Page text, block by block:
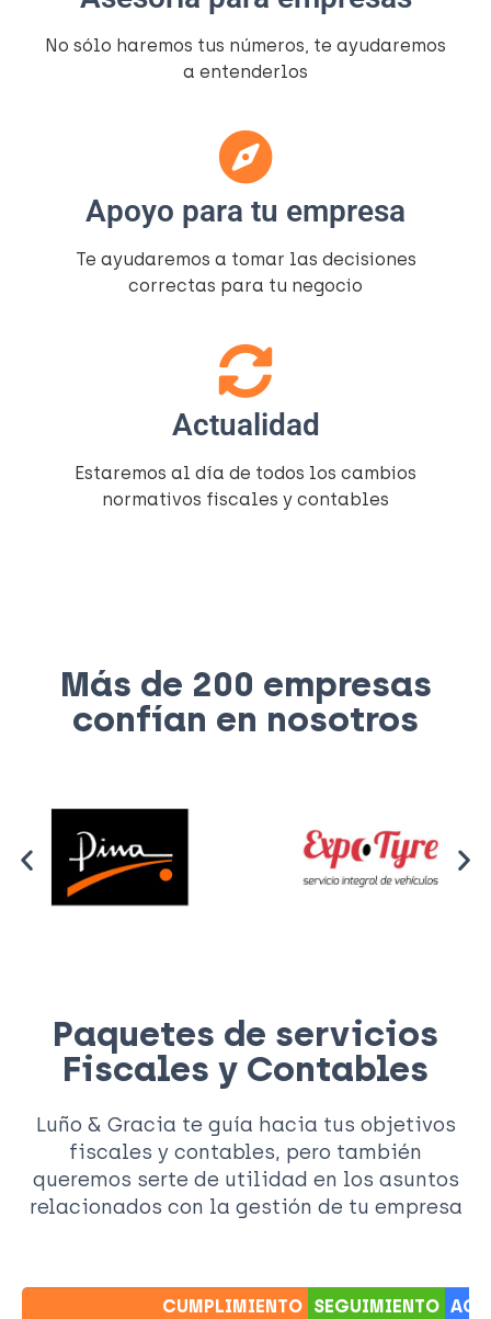
No sólo haremos tus números, te ayudaremos
a entenderlos​
Apoyo para tu empresa
Te ayudaremos a tomar las decisiones
correctas para tu negocio
Actualidad
Estaremos al día de todos los cambios
normativos fiscales y contables
Más de 200 empresas
confían en nosotros
Paquetes de servicios
Fiscales y Contables
Luño & Gracia te guía hacia tus objetivos
fiscales y contables, pero también
queremos serte de utilidad en los asuntos
relacionados con la gestión de tu empresa
CUMPLIMIENTO SEGUIMIENTO